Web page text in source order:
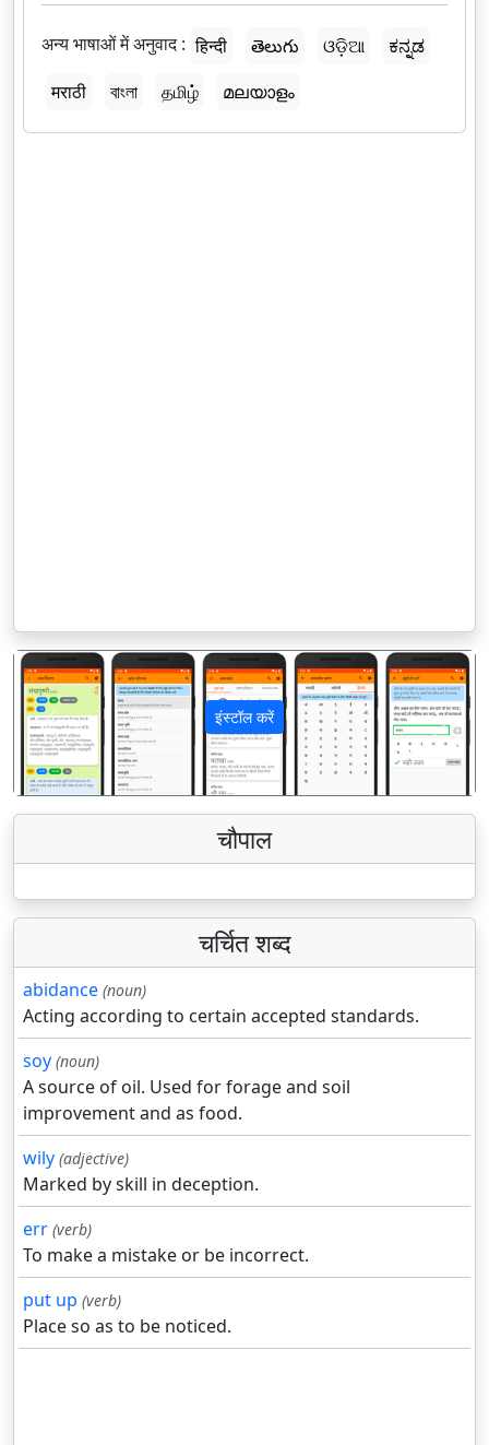
अन्य भाषाओं में अनुवाद : हिन्दी తెలుగు ଓଡ଼ିଆ
ಕನ್ನಡ
मराठी
বাংলা தமிழ் മലയാളം
इंस्टॉल करें
पिछला अगला
चौपाल
चर्चित शब्द
abidance (noun)
Acting according to certain accepted standards.
soy (noun)
A source of oil. Used for forage and soil
improvement and as food.
wily (adjective)
Marked by skill in deception.
err (verb)
To make a mistake or be incorrect.
put up (verb)
Place so as to be noticed.